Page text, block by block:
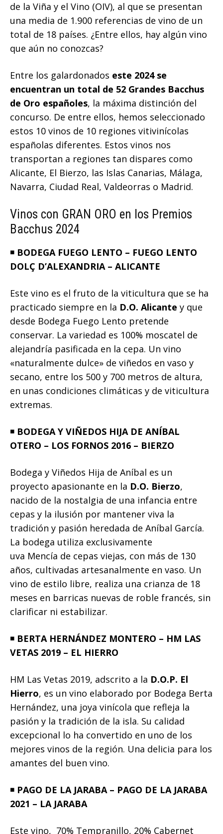
de la Viña y el Vino (OIV), al que se presentan
una media de 1.900 referencias de vino de un
total de 18 países. ¿Entre ellos, hay algún vino
que aún no conozcas?
Entre los galardonados este 2024 se
encuentran un total de 52 Grandes Bacchus
de Oro españoles, la máxima distinción del
concurso. De entre ellos, hemos seleccionado
estos 10 vinos de 10 regiones vitivinícolas
españolas diferentes. Estos vinos nos
transportan a regiones tan dispares como
Alicante, El Bierzo, las Islas Canarias, Málaga,
Navarra, Ciudad Real, Valdeorras o Madrid.
Vinos con GRAN ORO en los Premios
Bacchus 2024
◾️ BODEGA FUEGO LENTO – FUEGO LENTO
DOLÇ D’ALEXANDRIA – ALICANTE
Este vino es el fruto de la viticultura que se ha
practicado siempre en la D.O. Alicante y que
desde Bodega Fuego Lento pretende
conservar. La variedad es 100% moscatel de
alejandría pasificada en la cepa. Un vino
«naturalmente dulce» de viñedos en vaso y
secano, entre los 500 y 700 metros de altura,
en unas condiciones climáticas y de viticultura
extremas.
◾️ BODEGA Y VIÑEDOS HIJA DE ANÍBAL
OTERO – LOS FORNOS 2016 – BIERZO
Bodega y Viñedos Hija de Aníbal es un
proyecto apasionante en la D.O. Bierzo,
nacido de la nostalgia de una infancia entre
cepas y la ilusión por mantener viva la
tradición y pasión heredada de Aníbal García.
La bodega utiliza exclusivamente
uva Mencía de cepas viejas, con más de 130
años, cultivadas artesanalmente en vaso. Un
vino de estilo libre, realiza una crianza de 18
meses en barricas nuevas de roble francés, sin
clarificar ni estabilizar.
◾️ BERTA HERNÁNDEZ MONTERO – HM LAS
VETAS 2019 – EL HIERRO
HM Las Vetas 2019, adscrito a la D.O.P. El
Hierro, es un vino elaborado por Bodega Berta
Hernández, una joya vinícola que refleja la
pasión y la tradición de la isla. Su calidad
excepcional lo ha convertido en uno de los
mejores vinos de la región. Una delicia para los
amantes del buen vino.
◾️ PAGO DE LA JARABA – PAGO DE LA JARABA
2021 – LA JARABA
Este vino, 70% Tempranillo, 20% Cabernet